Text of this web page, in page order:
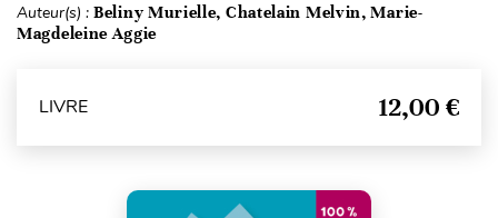
Auteur(s) : Beliny Murielle, Chatelain Melvin, Marie-
Magdeleine Aggie
LIVRE 12,00 €